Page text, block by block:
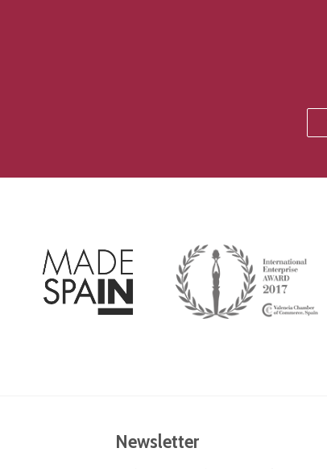
Newsletter